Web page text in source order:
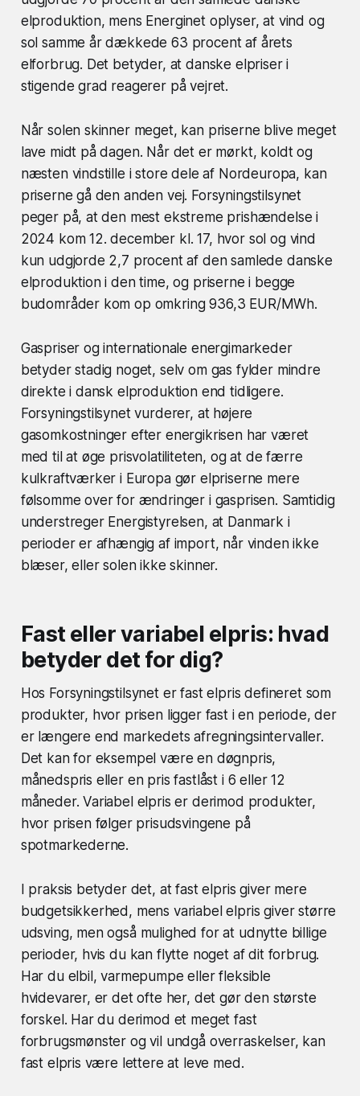
elproduktion, mens Energinet oplyser, at vind og
sol samme år dækkede 63 procent af årets
elforbrug. Det betyder, at danske elpriser i
stigende grad reagerer på vejret.
Når solen skinner meget, kan priserne blive meget
lave midt på dagen. Når det er mørkt, koldt og
næsten vindstille i store dele af Nordeuropa, kan
priserne gå den anden vej. Forsyningstilsynet
peger på, at den mest ekstreme prishændelse i
2024 kom 12. december kl. 17, hvor sol og vind
kun udgjorde 2,7 procent af den samlede danske
elproduktion i den time, og priserne i begge
budområder kom op omkring 936,3 EUR/MWh.
Gaspriser og internationale energimarkeder
betyder stadig noget, selv om gas fylder mindre
direkte i dansk elproduktion end tidligere.
Forsyningstilsynet vurderer, at højere
gasomkostninger efter energikrisen har været
med til at øge prisvolatiliteten, og at de færre
kulkraftværker i Europa gør elpriserne mere
følsomme over for ændringer i gasprisen. Samtidig
understreger Energistyrelsen, at Danmark i
perioder er afhængig af import, når vinden ikke
blæser, eller solen ikke skinner.
Fast eller variabel elpris: hvad
betyder det for dig?
Hos Forsyningstilsynet er fast elpris defineret som
produkter, hvor prisen ligger fast i en periode, der
er længere end markedets afregningsintervaller.
Det kan for eksempel være en døgnpris,
månedspris eller en pris fastlåst i 6 eller 12
måneder. Variabel elpris er derimod produkter,
hvor prisen følger prisudsvingene på
spotmarkederne.
I praksis betyder det, at fast elpris giver mere
budgetsikkerhed, mens variabel elpris giver større
udsving, men også mulighed for at udnytte billige
perioder, hvis du kan flytte noget af dit forbrug.
Har du elbil, varmepumpe eller fleksible
hvidevarer, er det ofte her, det gør den største
forskel. Har du derimod et meget fast
forbrugsmønster og vil undgå overraskelser, kan
fast elpris være lettere at leve med.